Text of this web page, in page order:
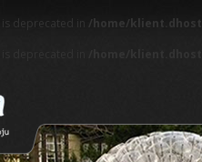
is deprecated in /home/